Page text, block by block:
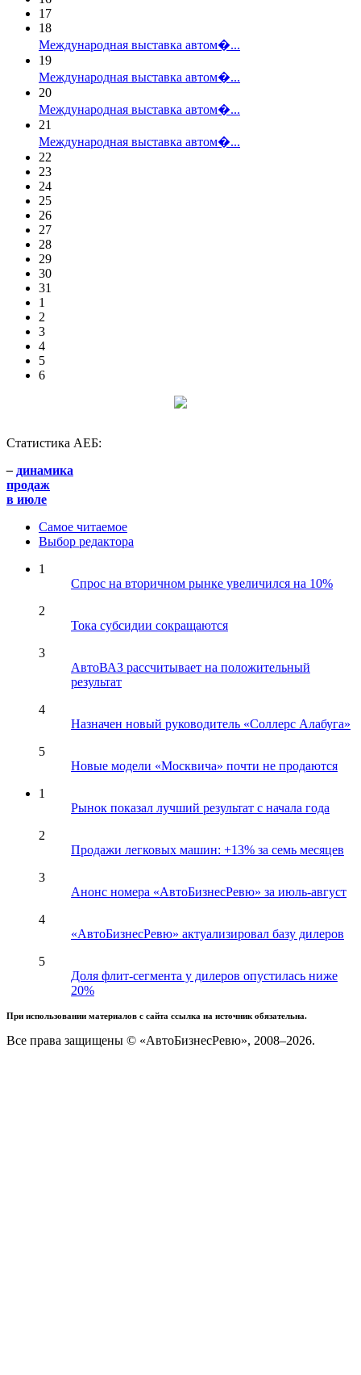
17
18
Международная выставка автом�...
19
Международная выставка автом�...
20
Международная выставка автом�...
21
Международная выставка автом�...
22
23
24
25
26
27
28
29
30
31
1
2
3
4
5
6
Статистика АЕБ:
– динамика
продаж
в июле
Самое читаемое
Выбор редактора
1
Спрос на вторичном рынке увеличился на 10%
2
Тока субсидии сокращаются
3
АвтоВАЗ рассчитывает на положительный
результат
4
Назначен новый руководитель «Соллерс Алабуга»
5
Новые модели «Москвича» почти не продаются
1
Рынок показал лучший результат с начала года
2
Продажи легковых машин: +13% за семь месяцев
3
Анонс номера «АвтоБизнесРевю» за июль-август
4
«АвтоБизнесРевю» актуализировал базу дилеров
5
Доля флит-сегмента у дилеров опустилась ниже
20%
При использовании материалов с сайта ссылка на источник обязательна.
Все права защищены © «АвтоБизнесРевю», 2008–2026.